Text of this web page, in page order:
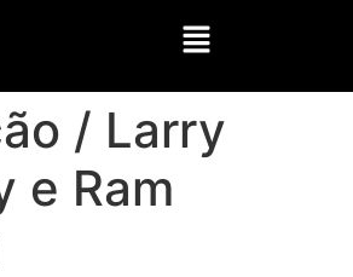
/ Larry
e Ram